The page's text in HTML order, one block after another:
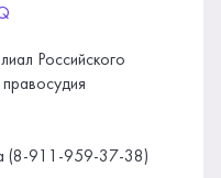
Российского
(8-911-959-37-38)